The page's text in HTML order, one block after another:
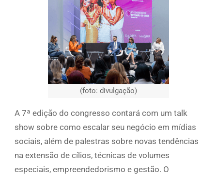
(foto: divulgação)
A 7ª edição do congresso contará com um talk
show sobre como escalar seu negócio em mídias
sociais, além de palestras sobre novas tendências
na extensão de cílios, técnicas de volumes
especiais, empreendedorismo e gestão. O